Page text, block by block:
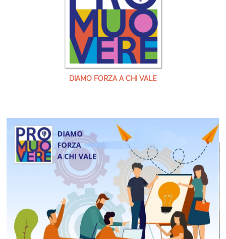
DIAMO FORZA A CHI VALE